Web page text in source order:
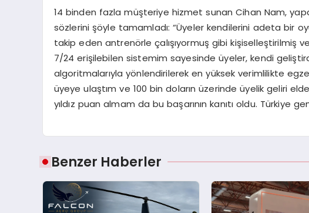
14 binden fazla müşteriye hizmet sunan Cihan Nam,
sözlerini şöyle tamamladı: “Üyeler kendilerini adeta bir
takip eden antrenörle çalışıyormuş gibi kişiselleştirilmiş
7/24 erişilebilen sistemim sayesinde üyeler, kendi
algoritmalarıyla yönlendirilerek en yüksek verimlilikte
üyeye ulaştım ve 100 bin doların üzerinde üyelik geliri
yıldız puan almam da bu başarının kanıtı oldu. Türkiye
Benzer Haberler